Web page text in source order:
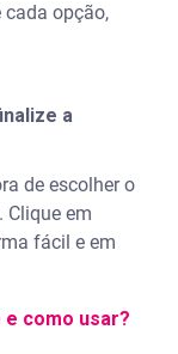
cada opção,
a
de escolher o
Clique em
fácil e em
e como usar?